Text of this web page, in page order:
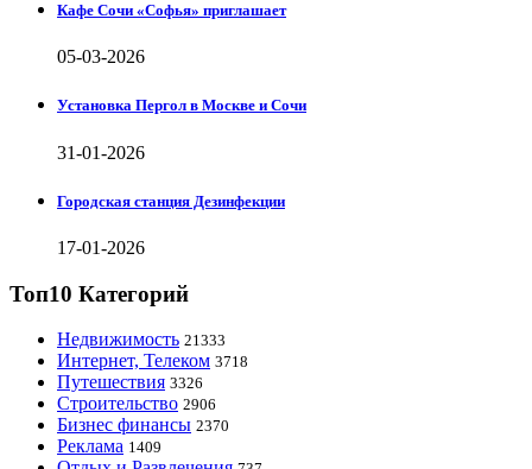
Кафе Сочи «Софья» приглашает
05-03-2026
Установка Пергол в Москве и Сочи
31-01-2026
Городская станция Дезинфекции
17-01-2026
Топ10 Категорий
Недвижимость 21333
Интернет, Телеком 3718
Путешествия 3326
Строительство 2906
Бизнес финансы 2370
Реклама 1409